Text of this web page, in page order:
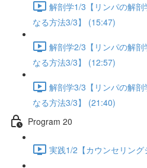
解剖学1/3【リンパの解
なる方法3/3】 (15:47)
解剖学2/3【リンパの解
なる方法3/3】 (12:57)
解剖学3/3【リンパの解
なる方法3/3】 (21:40)
Program 20
実践1/2【カウンセリン